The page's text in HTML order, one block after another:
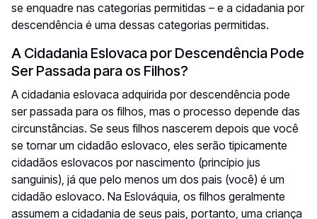
se enquadre nas categorias permitidas – e a cidadania por
descendência é uma dessas categorias permitidas.
A Cidadania Eslovaca por Descendência Pode
Ser Passada para os Filhos?
A cidadania eslovaca adquirida por descendência pode
ser passada para os filhos, mas o processo depende das
circunstâncias. Se seus filhos nascerem depois que você
se tornar um cidadão eslovaco, eles serão tipicamente
cidadãos eslovacos por nascimento (princípio jus
sanguinis), já que pelo menos um dos pais (você) é um
cidadão eslovaco. Na Eslováquia, os filhos geralmente
assumem a cidadania de seus pais, portanto, uma criança